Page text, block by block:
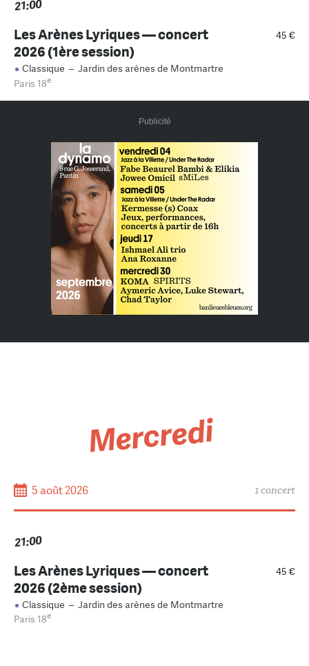
21:00
45 €
Les Arènes Lyriques — concert
2026 (1ère session)
Classique – Jardin des arènes de Montmartre
Paris 18e
Publicité
Mercredi
5 août 2026 1 concert
21:00
45 €
Les Arènes Lyriques — concert
2026 (2ème session)
Classique – Jardin des arènes de Montmartre
Paris 18e